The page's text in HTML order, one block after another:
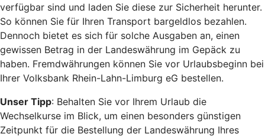
verfügbar sind und laden Sie diese zur Sicherheit herunter.
So können Sie für Ihren Transport bargeldlos bezahlen.
Dennoch bietet es sich für solche Ausgaben an, einen
gewissen Betrag in der Landeswährung im Gepäck zu
haben. Fremdwährungen können Sie vor Urlaubsbeginn bei
Ihrer Volksbank Rhein-Lahn-Limburg eG bestellen.
Unser Tipp: Behalten Sie vor Ihrem Urlaub die
Wechselkurse im Blick, um einen besonders günstigen
Zeitpunkt für die Bestellung der Landeswährung Ihres